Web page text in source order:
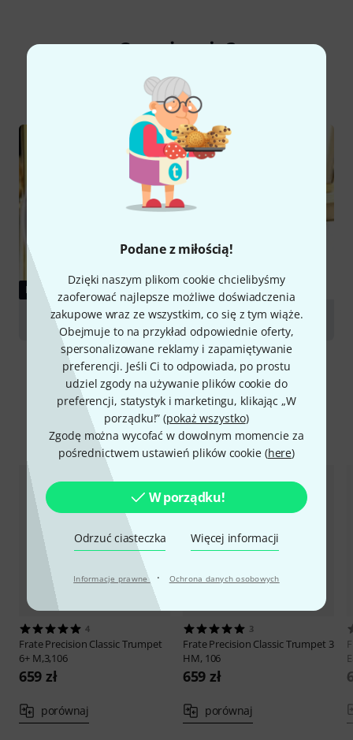
Podane z miłością!
Dzięki naszym plikom cookie chcielibyśmy
zaoferować najlepsze możliwe doświadczenia
zakupowe wraz ze wszystkim, co się z tym wiąże.
Obejmuje to na przykład odpowiednie oferty,
spersonalizowane reklamy i zapamiętywanie
preferencji. Jeśli Ci to odpowiada, po prostu
udziel zgody na używanie plików cookie do
preferencji, statystyk i marketingu, klikając „W
porządku!” (pokaż wszystko)
Zgodę można wycofać w dowolnym momencie za
pośrednictwem ustawień plików cookie (here)
W porządku!
Odrzuć ciasteczka Więcej informacji
Informacje prawne · Ochrona danych osobowych
Czy wiesz że?
Wszystko Poradniki
PORADNIKI
Mouthpieces for brass wind instruments
Porównaj opcje
4
Frate Precision Classic Trumpet
6+ M,3,106
659 zł
porównaj
3
Frate Precision Classic Trumpet 3
HM, 106
659 zł
porównaj